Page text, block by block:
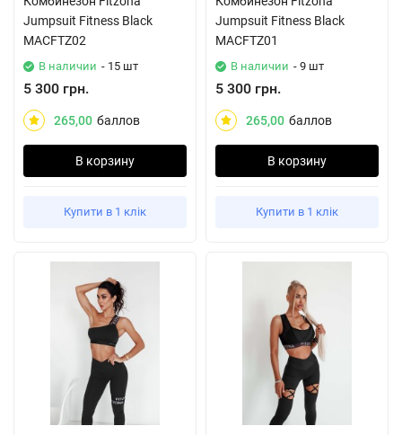
Jumpsuit Fitness Black
MACFTZ02
В наличии - 15 шт
5 300 грн.
265,00 баллов
В корзину
Купити в 1 клік
Jumpsuit Fitness Black
MACFTZ01
В наличии - 9 шт
5 300 грн.
265,00 баллов
В корзину
Купити в 1 клік